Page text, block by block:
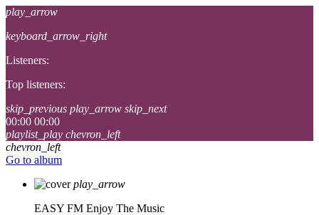
play_arrow
keyboard_arrow_right
Listeners:
Top listeners:
skip_previous play_arrow skip_next
00:00 00:00
playlist_play chevron_left
chevron_left
Go to album
play_arrow
EASY FM Enjoy The Music